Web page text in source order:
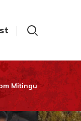
Mitingu